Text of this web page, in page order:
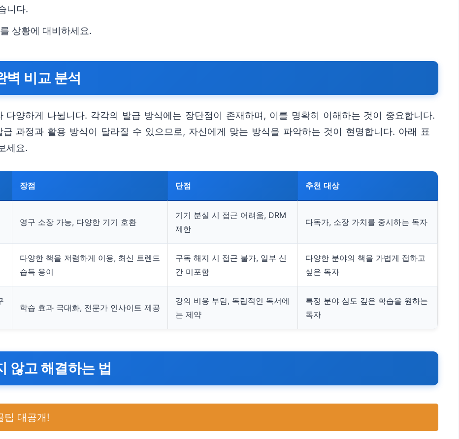
니다.
상황에 대비하세요.
벽 비교 분석
양하게 나뉩니다. 각각의 발급 방식에는 장단점이 존재하며, 이를 명확히 이해하는 것이 중요합니다.
과정과 활용 방식이 달라질 수 있으므로, 자신에게 맞는 방식을 파악하는 것이 현명합니다. 아래 표
세요.
장점 단점 추천 대상
영구 소장 가능, 다양한 기기 호환
기기 분실 시 접근 어려움, DRM
제한
다독가, 소장 가치를 중시하는 독자
다양한 책을 저렴하게 이용, 최신 트렌드
습득 용이
구독 해지 시 접근 불가, 일부 신
간 미포함
다양한 분야의 책을 가볍게 접하고
싶은 독자
학습 효과 극대화, 전문가 인사이트 제공
강의 비용 부담, 독립적인 독서에
는 제약
특정 분야 심도 깊은 학습을 원하는
독자
않고 해결하는 법
팁 대공개!